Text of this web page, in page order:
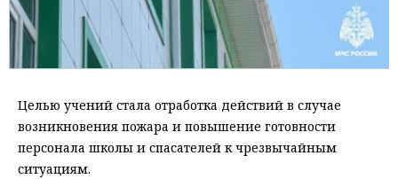
Целью учений стала отработка действий в случае
возникновения пожара и повышение готовности
персонала школы и спасателей к чрезвычайным
ситуациям.